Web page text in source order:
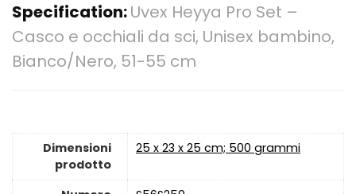
Specification:Uvex Heyya Pro Set –
Casco e occhiali da sci, Unisex bambino,
Bianco/Nero, 51-55 cm
Dimensioni
prodotto
‎25 x 23 x 25 cm; 500 grammi